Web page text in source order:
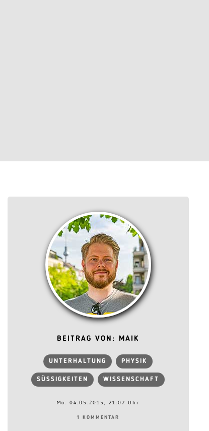
BEITRAG VON: MAIK
UNTERHALTUNG PHYSIK
SÜSSIGKEITEN WISSENSCHAFT
Mo. 04.05.2015, 21:07 Uhr
1 KOMMENTAR